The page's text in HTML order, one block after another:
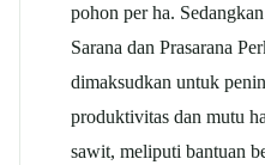
pohon per ha.
Sarana dan Prasarana
dimaksudkan untuk
produktivitas dan mutu
sawit, meliputi bantuan